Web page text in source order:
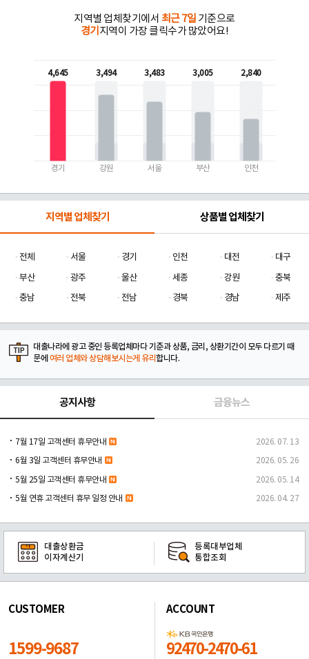
지역별 업체찾기에서 최근 7일 기준으로
경기 지역이 가장 클릭수가 많았어요!
4,645
경기
3,494
강원
3,483
서울
3,005
부산
2,840
인천
지역별 업체찾기 상품별 업체찾기
전체 서울 경기 인천 대전
대구
부산
광주 울산 세종 강원
충북
충남
전북 전남 경북 경남 제주
대출나라에 광고 중인 등록업체마다 기준과 상품, 금리, 상환기간이 모두 다르기 때
문에 여러 업체와 상담해보시는게 유리합니다.
공지사항 금융뉴스
7월 17일 고객센터 휴무안내 2026. 07. 13
6월 3일 고객센터 휴무안내 2026. 05. 26
5월 25일 고객센터 휴무안내 2026. 05. 14
5월 연휴 고객센터 휴무 일정 안내 2026. 04. 27
대출상환금
이자계산기
등록대부업체
통합조회
CUSTOMER
1599-9687
ACCOUNT
92470-2470-61